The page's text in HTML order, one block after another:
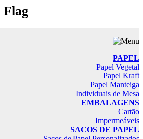
PAPEL
Papel Vegetal
Papel Kraft
Papel Manteiga
Individuais de Mesa
EMBALAGENS
Cartão
Impermeáveis
SACOS DE PAPEL